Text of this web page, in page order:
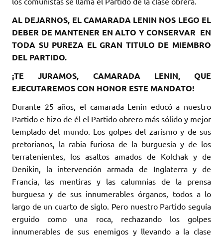
AL DEJARNOS, EL CAMARADA LENIN NOS LEGO EL
DEBER DE MANTENER EN ALTO Y CONSERVAR EN
TODA SU PUREZA EL GRAN TITULO DE MIEMBRO
DEL PARTIDO.
¡TE JURAMOS, CAMARADA LENIN, QUE
EJECUTAREMOS CON HONOR ESTE MANDATO!
Durante 25 años, el camarada Lenin educó a nuestro
Partido e hizo de él el Partido obrero más sólido y mejor
templado del mundo. Los golpes del zarismo y de sus
pretorianos, la rabia furiosa de la burguesía y de los
terratenientes, los asaltos amados de Kolchak y de
Denikin, la intervención armada de Inglaterra y de
Francia, las mentiras y las calumnias de la prensa
burguesa y de sus innumerables órganos, todos a lo
largo de un cuarto de siglo. Pero nuestro Partido seguía
erguido como una roca, rechazando los golpes
innumerables de sus enemigos y llevando a la clase